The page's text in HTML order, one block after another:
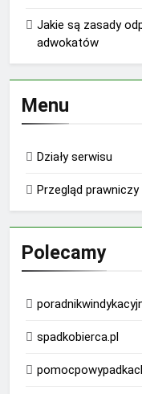
Jakie są zasady
adwokatów
Menu
Działy serwisu
Przegląd prawniczy
Polecamy
spadkobierca.pl